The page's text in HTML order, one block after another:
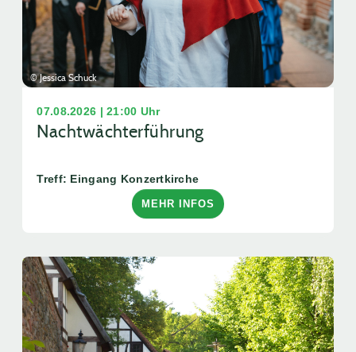
© Jessica Schuck
07.08.2026 | 21:00 Uhr
Nachtwächterführung
Treff: Eingang Konzertkirche
MEHR INFOS